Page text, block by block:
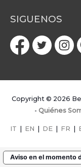
SIGUENOS
Copyright © 2026
- Quiénes
IT EN DE FR
Aviso en el momento